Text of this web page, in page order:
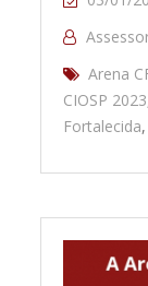
Arena
CIOSP 2023
Fortalecida,